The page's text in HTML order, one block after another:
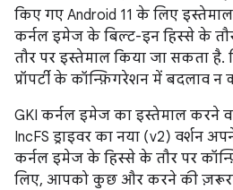
किए गए Android 11 के लिए
कर्नल इमेज के बिल्ट-इन हिस्से के
तौर पर इस्तेमाल किया जा सकता है.
प्रॉपर्टी के कॉन्फ़िगरेशन में बदलाव न
GKI कर्नल इमेज का इस्तेमाल करने
IncFS ड्राइवर का नया (v2) वर्शन
कर्नल इमेज के हिस्से के तौर पर
लिए, आपको कुछ और करने की